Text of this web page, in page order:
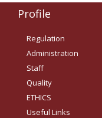
Invitation to Tender
Acad. Experience
Contact
Profile
Regulation
Administration
Staff
Quality
ETHICS
Useful Links